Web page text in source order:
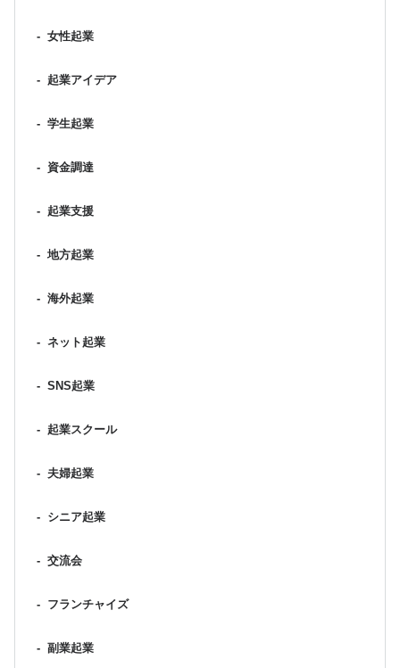
- 女性起業
- 起業アイデア
- 学生起業
- 資金調達
- 起業支援
- 地方起業
- 海外起業
- ネット起業
- SNS起業
- 起業スクール
- 夫婦起業
- シニア起業
- 交流会
- フランチャイズ
- 副業起業